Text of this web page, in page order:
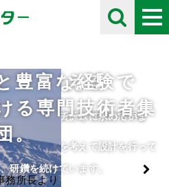
を考える
、限られた資源を有効に活用し
未来の自然を考えて設計を行って
情報
込める人をチームに求めていま
豊富な経験で
る専門技術者集
。
研鑽を続けています。
らせ
務所長より